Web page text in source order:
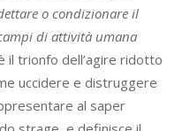
o condizionare il
di attività umana
il trionfo dell’agire ridotto
uccidere e distruggere
al saper